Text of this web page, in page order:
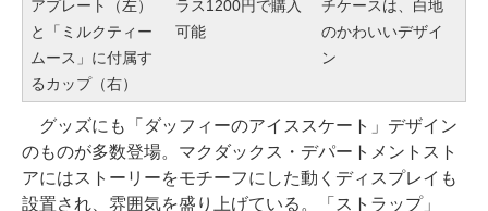
アプレート（左）
と「ミルクティー
ムース」に付属す
るカップ（右）
ラス1200円で購入
可能
チケースは、白地
のかわいいデザイ
ン
グッズにも「ダッフィーのアイススケート」デザイン
のものが多数登場。マクダックス・デパートメントスト
アにはストーリーをモチーフにした動くディスプレイも
設置され、雰囲気を盛り上げている。「ストラップ」